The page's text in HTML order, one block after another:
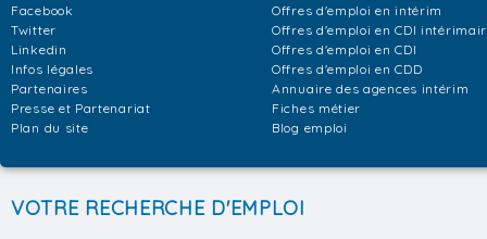
Facebook
Twitter
Linkedin
Infos légales
Partenaires
Presse et Partenariat
Plan du site
Offres d'emploi en intérim
Offres d'emploi en CDI
Offres d'emploi en CDI
Offres d'emploi en CDD
Annuaire des agences intérim
Fiches métier
Blog emploi
VOTRE RECHERCHE D'EMPLOI